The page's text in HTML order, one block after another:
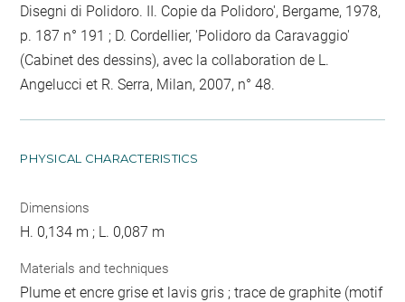
Disegni di Polidoro. II. Copie da Polidoro', Bergame, 1978,
p. 187 n° 191 ; D. Cordellier, 'Polidoro da Caravaggio'
(Cabinet des dessins), avec la collaboration de L.
Angelucci et R. Serra, Milan, 2007, n° 48.
PHYSICAL CHARACTERISTICS
Dimensions
H. 0,134 m ; L. 0,087 m
Materials and techniques
Plume et encre grise et lavis gris ; trace de graphite (motif